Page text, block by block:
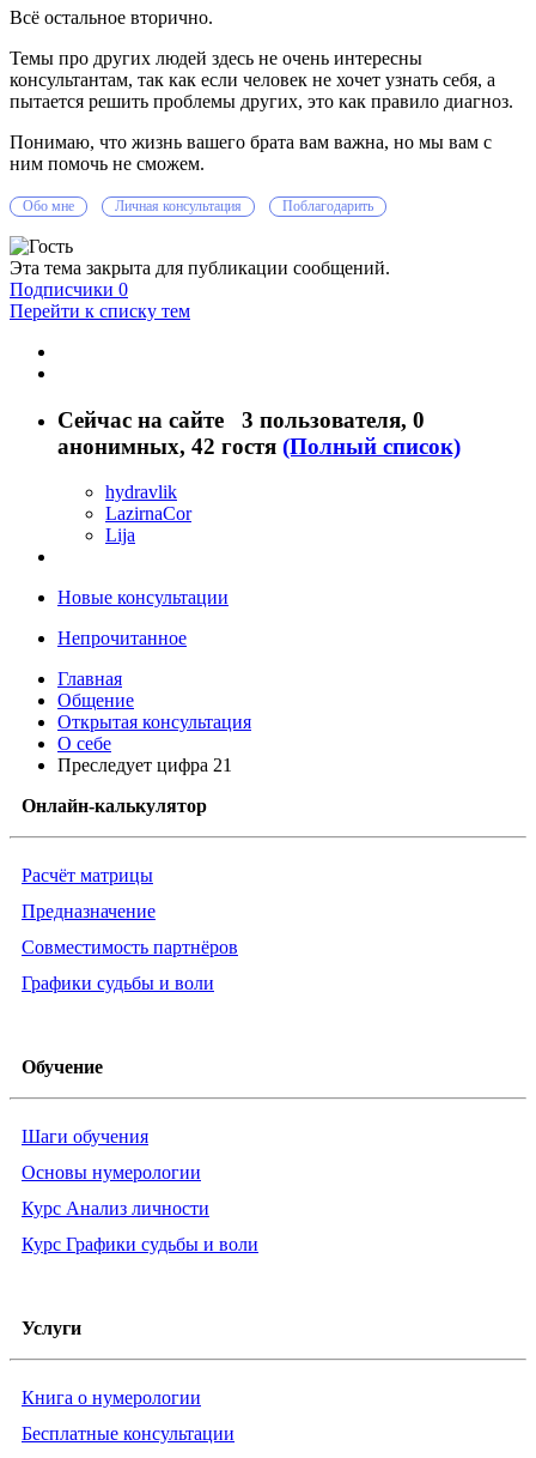
Всё остальное вторично.
Темы про других людей здесь не очень интересны
консультантам, так как если человек не хочет узнать себя, а
пытается решить проблемы других, это как правило диагноз.
Понимаю, что жизнь вашего брата вам важна, но мы вам с
ним помочь не сможем.
Обо мне Личная консультация Поблагодарить
Эта тема закрыта для публикации сообщений.
Подписчики 0
Перейти к списку тем
Сейчас на сайте 3 пользователя, 0
анонимных, 42 гостя (Полный список)
hydravlik
LazirnaCor
Lija
Новые консультации
Непрочитанное
Главная
Общение
Открытая консультация
О себе
Преследует цифра 21
Онлайн-калькулятор
Расчёт матрицы
Предназначение
Совместимость партнёров
Графики судьбы и воли
Обучение
Шаги обучения
Основы нумерологии
Курс Анализ личности
Курс Графики судьбы и воли
Услуги
Книга о нумерологии
Бесплатные консультации